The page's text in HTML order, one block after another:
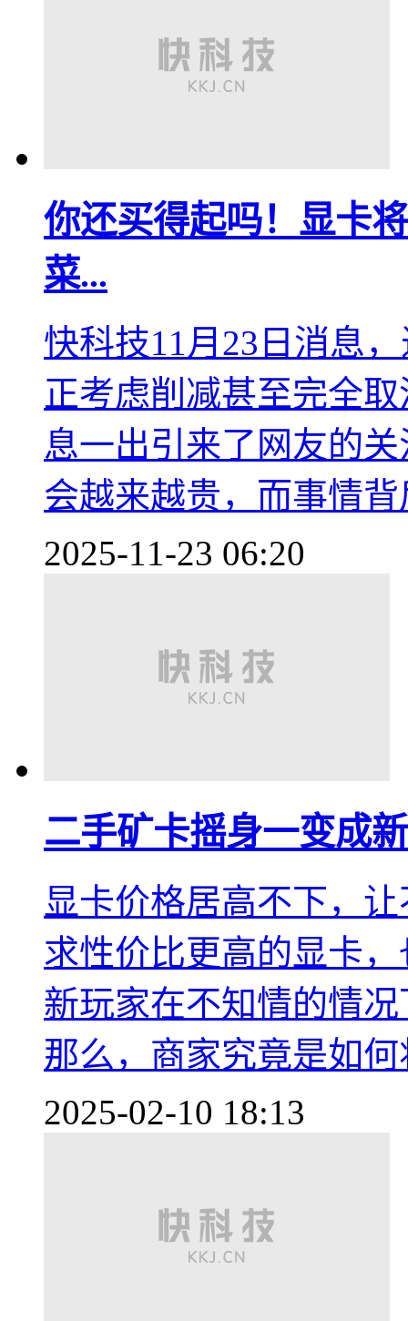
你还买得起吗！显卡
菜...
快科技11月23日消息
正考虑削减甚至完全
息一出引来了网友的
会越来越贵，而事情
2025-11-23 06:20
二手矿卡摇身一变成
显卡价格居高不下，
求性价比更高的显卡
新玩家在不知情的情
那么，商家究竟是如
2025-02-10 18:13